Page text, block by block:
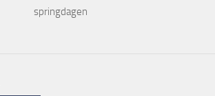
springdagen